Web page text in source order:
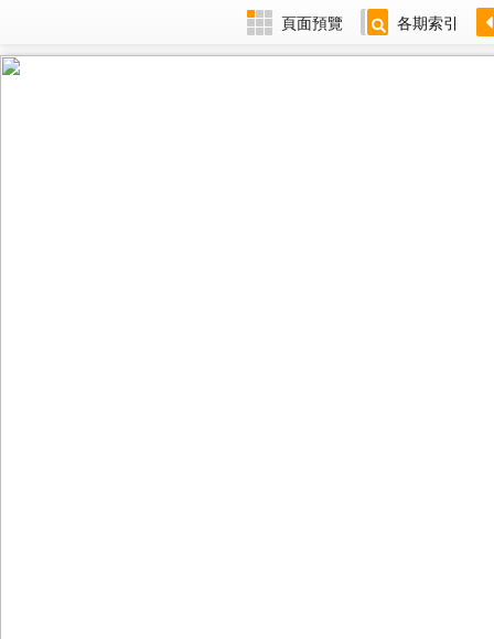
頁面預覽 各期索引